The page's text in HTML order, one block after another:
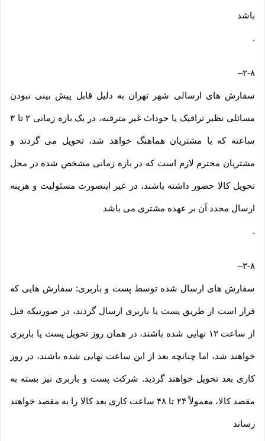
باشد
.
۲-۸–
سفارش های ارسالی شهر تهران به دلیل قابل پیش بینی نبودن
مسائلی نظیر ترافیک یا حوداث غیر مترقبه، در یک بازه زمانی ۲ تا ۳
ساعته که با مشتریان هماهنگ خواهد شد، تحویل می گردند و
مشتریان محترم لازم است که در بازه زمانی مشخص شده در محل
تحویل کالا حضور داشته باشند، در غیر اینصورت مسئولیت و هزینه
ارسال مجدد آن بر عهده مشتری می باشد
.
۳-۸–
سفارش های ارسال شده توسط پست و باربری: سفارش هایی که
قرار است از طریق پست یا باربری ارسال گردند، در صورتیکه قبل
از ساعت ۱۲ نهایی شده باشند، در همان روز تحویل پست یا باربری
خواهند شد، اما چنانچه بعد از این ساعت نهایی شده باشند، در روز
کاری بعد تحویل خواهند گردید. شرکت پست و باربری نیز بسته به
مقصد کالا، معمولاً ۲۴ تا ۴۸ ساعت کاری بعد کالا را به مقصد خواهند
رساند